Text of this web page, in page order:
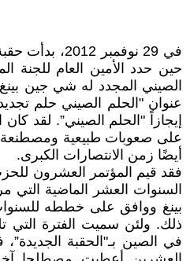
في 29 نوفمبر
حين حدد الأمين العام للجنة
الصيني المجدد له شي جين
عنوان "الحلم الصيني حلم
إيجازاً "الحلم الصيني”. لقد
على صعوبات طبيعية ومصطنعة
أيضًا زمن الانتصارات الكبرى.
فقد قيم المؤتمر العشرون
السنوات العشر الماضية
بينغ ووافق على خططه
ذلك. ولئن سميت الفترة التي
في الصين بـ"الحقبة الجديدة”،